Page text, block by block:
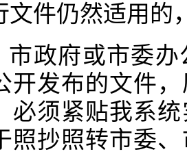
文件仍然适用的
市政府或市委
开发布的文件
必须紧贴我系
照抄照转市委